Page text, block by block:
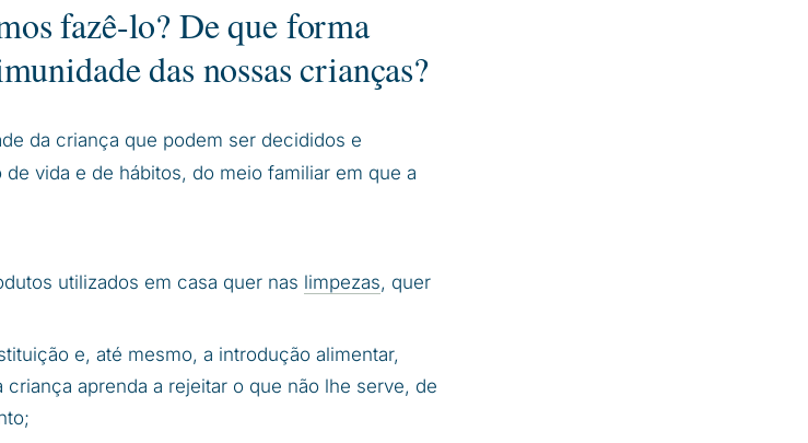
fazê-lo? De que forma
das nossas crianças?
da criança que podem ser decididos e
vida e de hábitos, do meio familiar em que a
utilizados em casa quer nas limpezas, quer
e, até mesmo, a introdução alimentar,
aprenda a rejeitar o que não lhe serve, de